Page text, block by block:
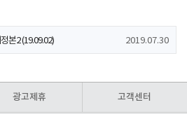
(19.09.02)
본2 (19.09.02) 2019.07.30
광고제휴 고객센터